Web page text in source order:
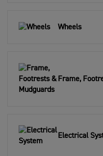
Wheels
Frame,
Electrical